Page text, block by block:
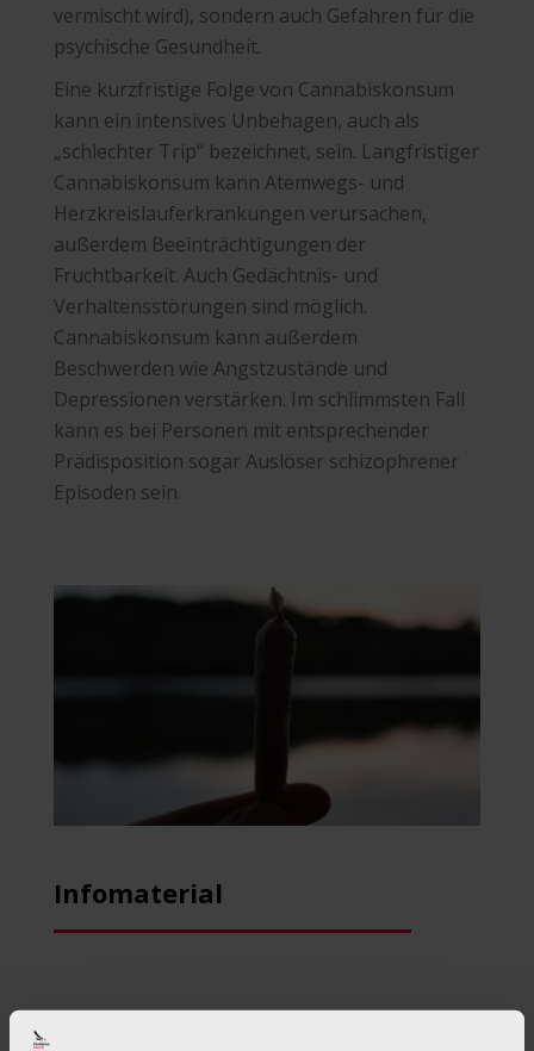
vermischt wird), sondern auch Gefahren für die
psychische Gesundheit.
Eine kurzfristige Folge von Cannabiskonsum
kann ein intensives Unbehagen, auch als
„schlechter Trip“ bezeichnet, sein. Langfristiger
Cannabiskonsum kann Atemwegs- und
Herzkreislauferkrankungen verursachen,
außerdem Beeinträchtigungen der
Fruchtbarkeit. Auch Gedächtnis- und
Verhaltensstörungen sind möglich.
Cannabiskonsum kann außerdem
Beschwerden wie Angstzustände und
Depressionen verstärken. Im schlimmsten Fall
kann es bei Personen mit entsprechender
Prädisposition sogar Auslöser schizophrener
Episoden sein.
Infomaterial